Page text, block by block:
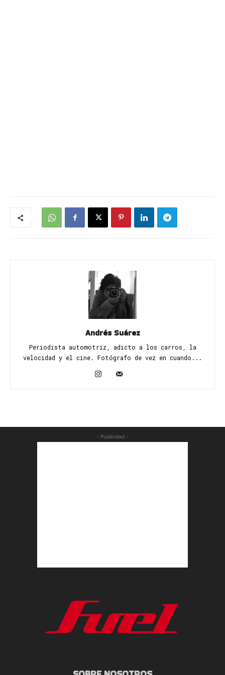
Andrés Suárez
Periodista automotriz, adicto a los carros, la
velocidad y el cine. Fotógrafo de vez en cuando...
- Publicidad -